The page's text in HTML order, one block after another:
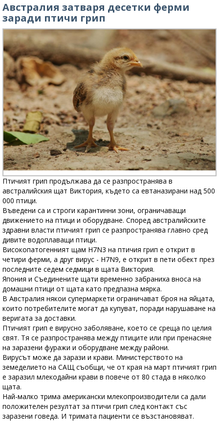
Австралия затваря десетки ферми
заради птичи грип
Птичият грип продължава да се разпространява в
австралийския щат Виктория, където са евтаназирани над 500
000 птици.
Въведени са и строги карантинни зони, ограничаващи
движението на птици и оборудване. Според австралийските
здравни власти птичият грип се разпространява главно сред
дивите водоплаващи птици.
Високопатогенният щам H7N3 на птичия грип е открит в
четири ферми, а друг вирус - H7N9, е открит в пети обект през
последните седем седмици в щата Виктория.
Япония и Съединените щати временно забраниха вноса на
домашни птици от щата като предпазна мярка.
В Австралия някои супермаркети ограничават броя на яйцата,
които потребителите могат да купуват, поради нарушаване на
веригата за доставки.
Птичият грип е вирусно заболяване, което се среща по целия
свят. Тя се разпространява между птиците или при пренасяне
на заразени фуражи и оборудване между райони.
Вирусът може да зарази и крави. Министерството на
земеделието на САЩ съобщи, че от края на март птичият грип
е заразил млекодайни крави в повече от 80 стада в няколко
щата.
Най-малко трима американски млекопроизводители са дали
положителен резултат за птичи грип след контакт със
заразени говеда. И тримата пациенти се възстановяват.